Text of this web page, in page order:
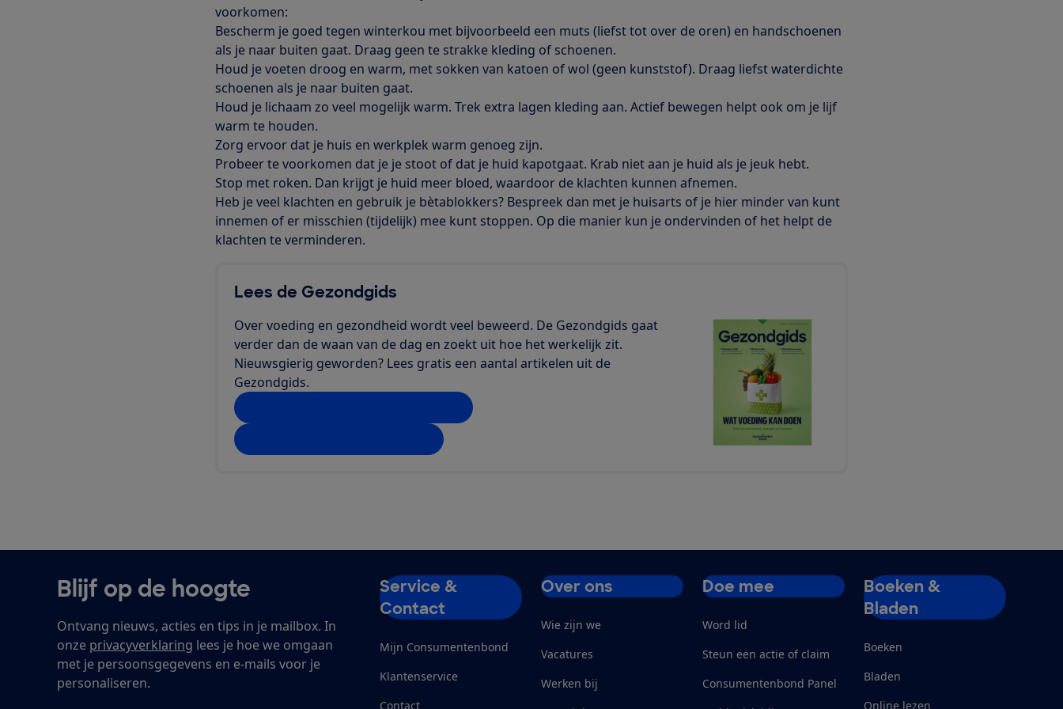
voorkomen:
Bescherm je goed tegen winterkou met bĳvoorbeeld een muts (liefst tot over de oren) en handschoenen
als je naar buiten gaat. Draag geen te strakke kleding of schoenen.
Houd je voeten droog en warm, met sokken van katoen of wol (geen kunststof). Draag liefst waterdichte
schoenen als je naar buiten gaat.
Houd je lichaam zo veel mogelĳk warm. Trek extra lagen kleding aan. Actief bewegen helpt ook om je lĳf
warm te houden.
Zorg ervoor dat je huis en werkplek warm genoeg zĳn.
Probeer te voorkomen dat je je stoot of dat je huid kapotgaat. Krab niet aan je huid als je jeuk hebt.
Stop met roken. Dan krĳgt je huid meer bloed, waardoor de klachten kunnen afnemen.
Heb je veel klachten en gebruik je bètablokkers? Bespreek dan met je huisarts of je hier minder van kunt
innemen of er misschien (tĳdelĳk) mee kunt stoppen. Op die manier kun je ondervinden of het helpt de
klachten te verminderen.
Lees de Gezondgids
Over voeding en gezondheid wordt veel beweerd. De Gezondgids gaat
verder dan de waan van de dag en zoekt uit hoe het werkelijk zit.
Nieuwsgierig geworden? Lees gratis een aantal artikelen uit de
Gezondgids.
Blijf op de hoogte
Ontvang nieuws, acties en tips in je mailbox. In
onze privacyverklaring lees je hoe we omgaan
met je persoonsgegevens en e-mails voor je
personaliseren.
Service &
Contact
Mijn Consumentenbond
Klantenservice
Contact
Over ons
Wie zijn we
Vacatures
Werken bij
Doe mee
Word lid
Steun een actie of claim
Consumentenbond Panel
Boeken &
Bladen
Boeken
Bladen
Online lezen